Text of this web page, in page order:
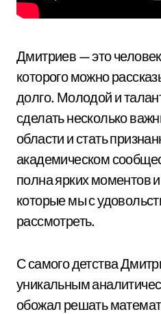
Дмитриев — это
которого можно
долго. Молодой и
сделать несколько
области и стать
академическом
полна ярких моментов
которые мы с
рассмотреть.
С самого детства
уникальным
обожал решать